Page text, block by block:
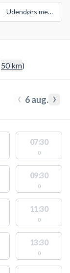
Udendørs med
50km)
‹ 6 aug. ›
07:30
0
09:30
0
11:30
0
13:30
0